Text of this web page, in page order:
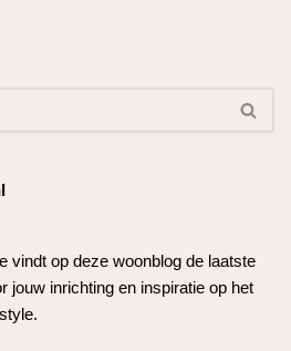
vindt op deze woonblog de laatste
jouw inrichting en inspiratie op het